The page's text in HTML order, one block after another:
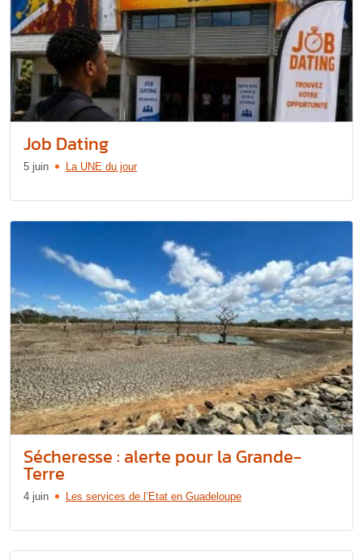
Job Dating
5 juin La UNE du jour
Sécheresse : alerte pour la Grande-
Terre
4 juin Les services de l’Etat en Guadeloupe